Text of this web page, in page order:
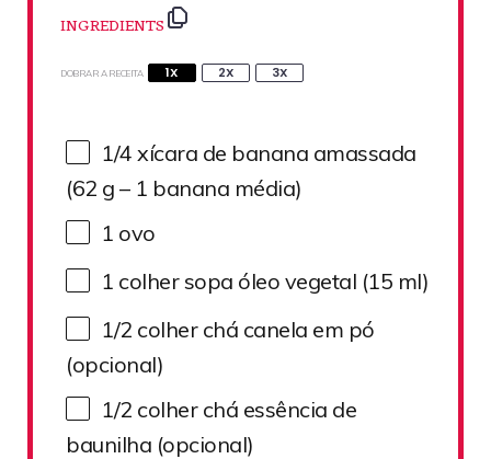
INGREDIENTS
DOBRAR A RECEITA 1X 2X 3X
1/4 xícara de banana amassada
(62 g – 1 banana média)
1 ovo
1 colher sopa óleo vegetal (15 ml)
1/2 colher chá canela em pó
(opcional)
1/2 colher chá essência de
baunilha (opcional)